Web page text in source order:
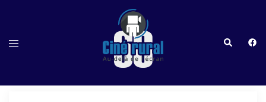
Ouvrir/fermer